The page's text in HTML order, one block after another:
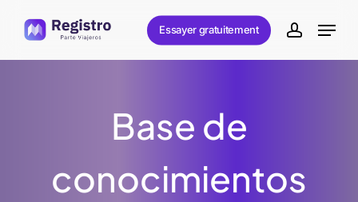
main
Essayer gratuitement account
Menu
Base de
conocimientos